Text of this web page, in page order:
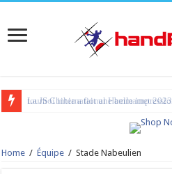
La JS Chihia a fait une belle
Home / Équipe / Stade Nabeulien